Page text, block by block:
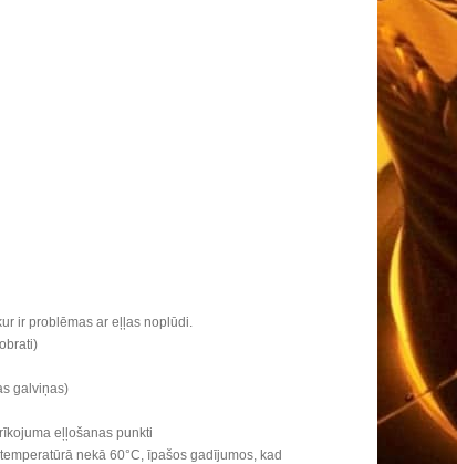
ir problēmas ar eļļas noplūdi.
galviņas)
eļļošanas punkti
nekā 60°C, īpašos gadījumos, kad